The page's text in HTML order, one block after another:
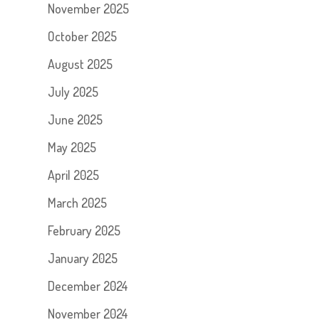
November 2025
October 2025
August 2025
July 2025
June 2025
May 2025
April 2025
March 2025
February 2025
January 2025
December 2024
November 2024